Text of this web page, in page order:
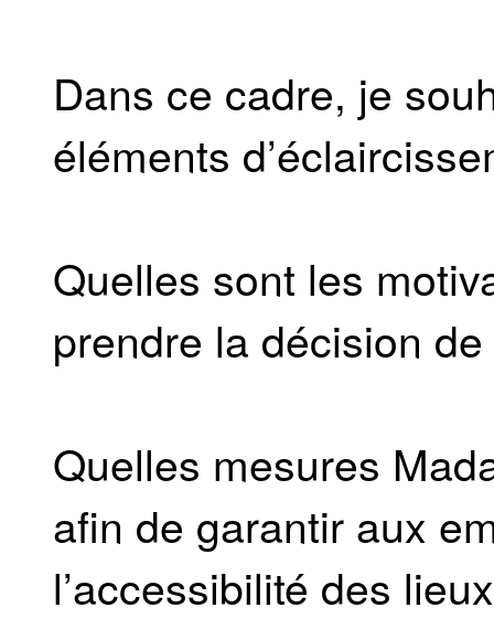
Dans ce cadre, je
éléments
Quelles sont les
prendre la décision
Quelles mesures
afin de garantir aux
l’accessibilité des